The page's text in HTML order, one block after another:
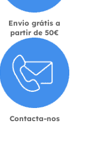
Envio grátis a
partir de 50€
Contacta-nos